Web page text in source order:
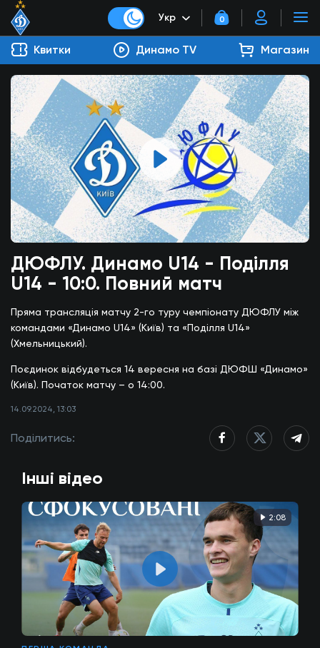
Укр 0
Квитки Динамо TV Магазин
ДЮФЛУ. Динамо U14 - Поділля
U14 - 10:0. Повний матч
Пряма трансляція матчу 2-го туру чемпіонату ДЮФЛУ між
командами «Динамо U14» (Київ) та «Поділля U14»
(Хмельницький).
Поєдинок відбудеться 14 вересня на базі ДЮФШ «Динамо»
(Київ). Початок матчу – о 14:00.
14.09.2024, 13:03
Поділитись:
Інші відео
2:08